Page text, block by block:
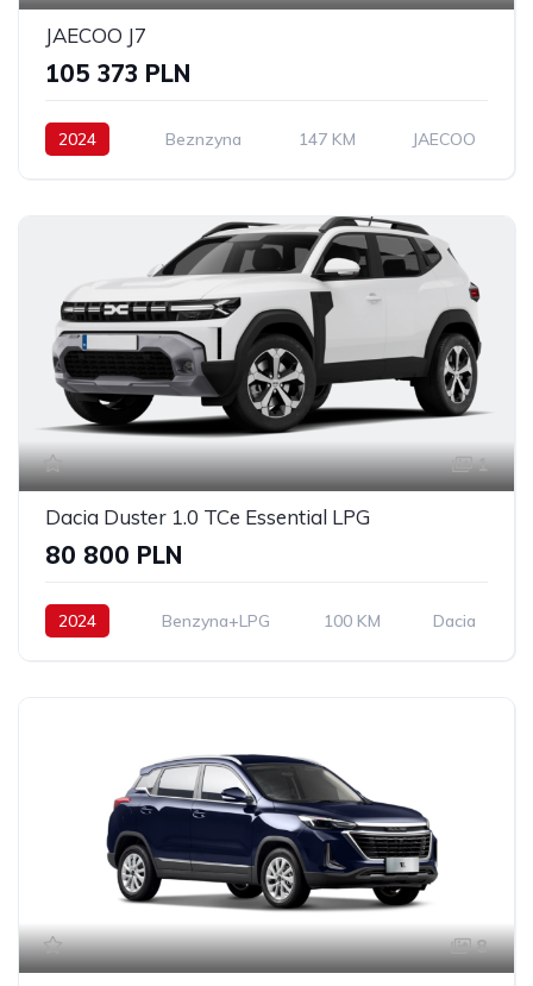
JAECOO J7
105 373 PLN
2024 Beznzyna 147 KM JAECOO
1
Dacia Duster 1.0 TCe Essential LPG
80 800 PLN
2024 Benzyna+LPG 100 KM Dacia
8